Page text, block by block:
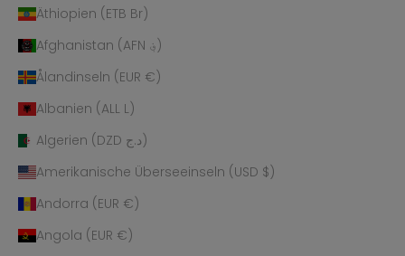
Äthiopien (ETB Br)
Afghanistan (AFN ؋)
Ålandinseln (EUR €)
Albanien (ALL L)
Algerien (DZD د.ج)
Amerikanische Überseeinseln (USD $)
Andorra (EUR €)
Angola (EUR €)